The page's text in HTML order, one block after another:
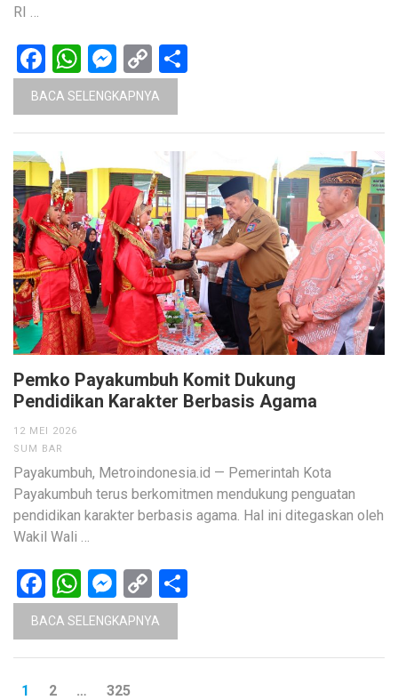
RI …
Facebook
WhatsApp
Messenger
Copy
Link
BACA SELENGKAPNYA
Pemko Payakumbuh Komit Dukung
Pendidikan Karakter Berbasis Agama
12 MEI 2026
SUM BAR
Payakumbuh, Metroindonesia.id — Pemerintah Kota
Payakumbuh terus berkomitmen mendukung penguatan
pendidikan karakter berbasis agama. Hal ini ditegaskan oleh
Wakil Wali …
Facebook
WhatsApp
Messenger
Copy
Link
BACA SELENGKAPNYA
Paginasi
HALAMAN
1 HALAMAN
2 … HALAMAN
325